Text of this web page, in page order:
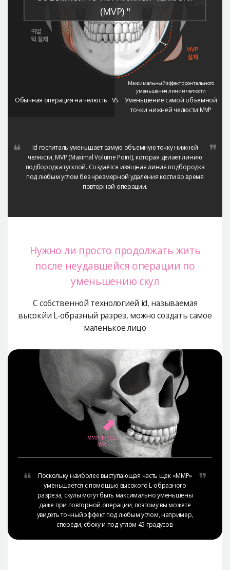
(MVP) "
Обычная операция на челюсть VS
Уменьшение самой объёмной
точки нижней челюсти MVP
Id госпиталь уменьшает самую объемную точку нижней
челюсти, MVP (Maximal Volume Point), которая делает линию
подбородка тусклой. Создаётся изящная линия подбородка
под любым углом без чрезмерной удаления кости во время
повторной операции.
Нужно ли просто продолжать жить
после неудавшейся операции по
уменьшению скул
С собственной технологией id, называемая
высокйи L-образный разрез, можно создать самое
маленькое лицо
Поскольку наиболее выступающая часть щек «ММР»
уменьшается с помощью высокого L-образного
разреза, скулы могут быть максимально уменьшены
даже при повторной операции, поэтому вы можете
увидеть точный эффект под любым углом, например,
спереди, сбоку и под углом 45 градусов.